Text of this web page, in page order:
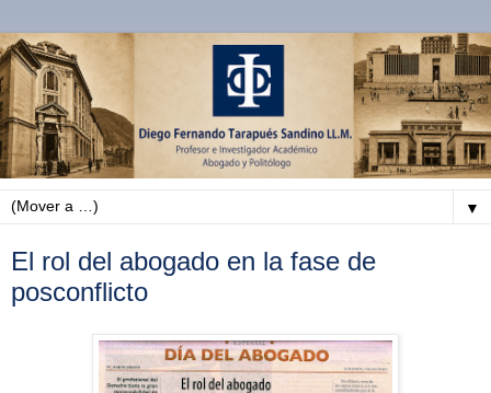
▼
El rol del abogado en la fase de
posconflicto